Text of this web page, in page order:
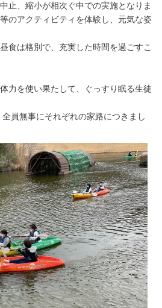
止、縮小が相次ぐ中での実施となりま
のアクティビティを体験し、元気な姿
食は格別で、充実した時間を過ごすこ
力を使い果たして、ぐっすり眠る生徒
員無事にそれぞれの家路につきまし